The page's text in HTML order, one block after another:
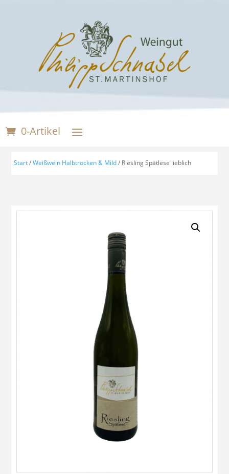
0-Artikel
Start/Weißwein Halbtrocken & Mild/ Riesling Spätlese lieblich